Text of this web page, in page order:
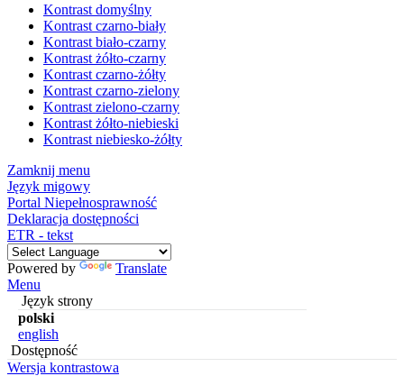
Kontrast domyślny
Kontrast czarno-biały
Kontrast biało-czarny
Kontrast żółto-czarny
Kontrast czarno-żółty
Kontrast czarno-zielony
Kontrast zielono-czarny
Kontrast żółto-niebieski
Kontrast niebiesko-żółty
Zamknij menu
Język migowy
Portal Niepełnosprawność
Deklaracja dostępności
ETR - tekst
Powered by
Translate
Menu
Język strony
polski
english
Dostępność
Wersja kontrastowa